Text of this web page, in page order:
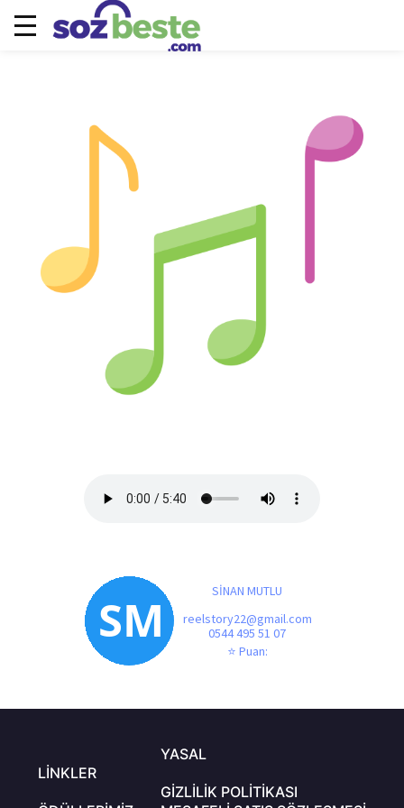
SİNAN MUTLU
reelstory22@gmail.com
0544 495 51 07
⭐ Puan:
LINKLER
YASAL
GIZLILIK POLITIKASI